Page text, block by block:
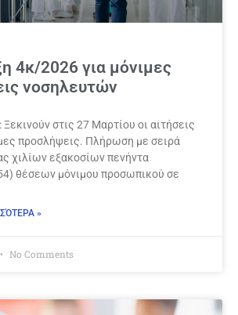
4κ/2026 για μόνιμες
νοσηλευτών
στις 27 Μαρτίου οι αιτήσεις
προσλήψεις. Πλήρωση με σειρά
χιλίων εξακοσίων πενήντα
θέσεων μόνιμου προσωπικού σε
»
No Comments